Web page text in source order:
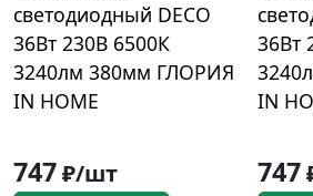
светодиодный DECO
36Вт 230В 6500К
3240лм 380мм ГЛОРИЯ
IN HOME
747₽/шт
36Вт
IN
747